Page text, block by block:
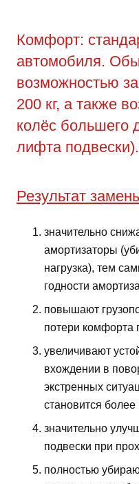
Комфорт:
автомобиля.
возможностью
200 кг, а также
колёс большего
лифта подвески).
Результат
значительно
амортизаторы
нагрузка), тем
годности
повышают
потери комфорта
увеличивают
вхождении в
экстренных
становится более
значительно
подвески при
полностью